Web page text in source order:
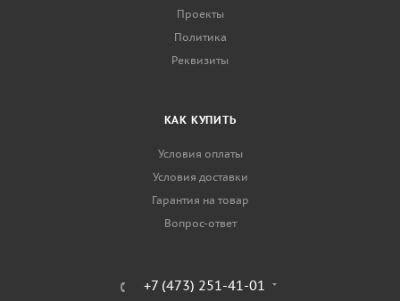
Проекты
Политика
Реквизиты
КАК КУПИТЬ
Условия оплаты
Условия доставки
Гарантия на товар
Вопрос-ответ
+7 (473) 251-41-01